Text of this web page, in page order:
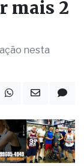
mais 2
nesta